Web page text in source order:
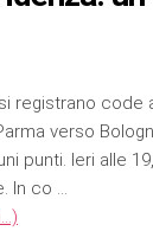
registrano code
verso
punti. Ieri alle
In co …